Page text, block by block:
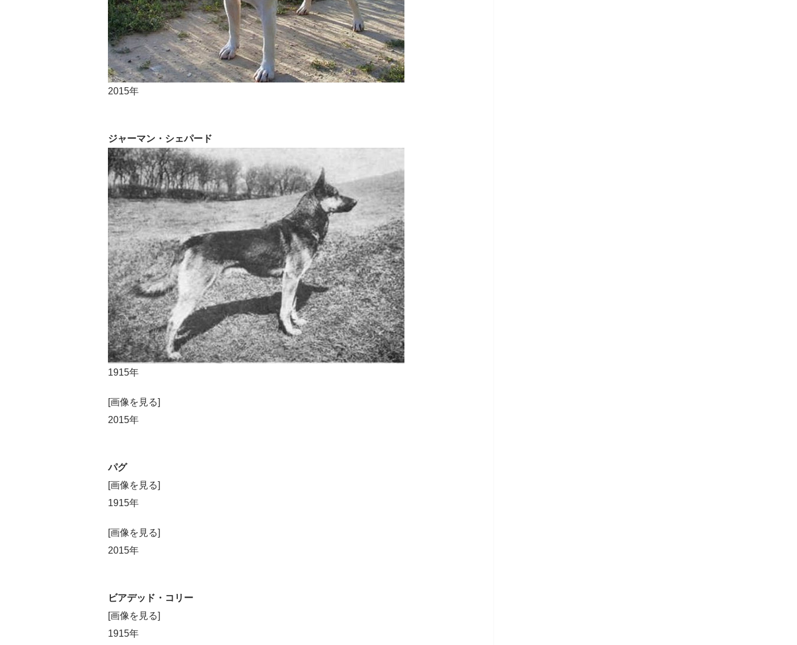
2015年
ジャーマン・シェパード
1915年
[画像を見る]
2015年
パグ
[画像を見る]
1915年
[画像を見る]
2015年
ビアデッド・コリー
[画像を見る]
1915年